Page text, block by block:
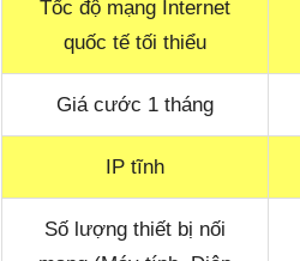
Tốc độ mạng Internet
quốc tế tối thiểu
Giá cước 1 tháng
IP tĩnh
Số lượng thiết bị nối